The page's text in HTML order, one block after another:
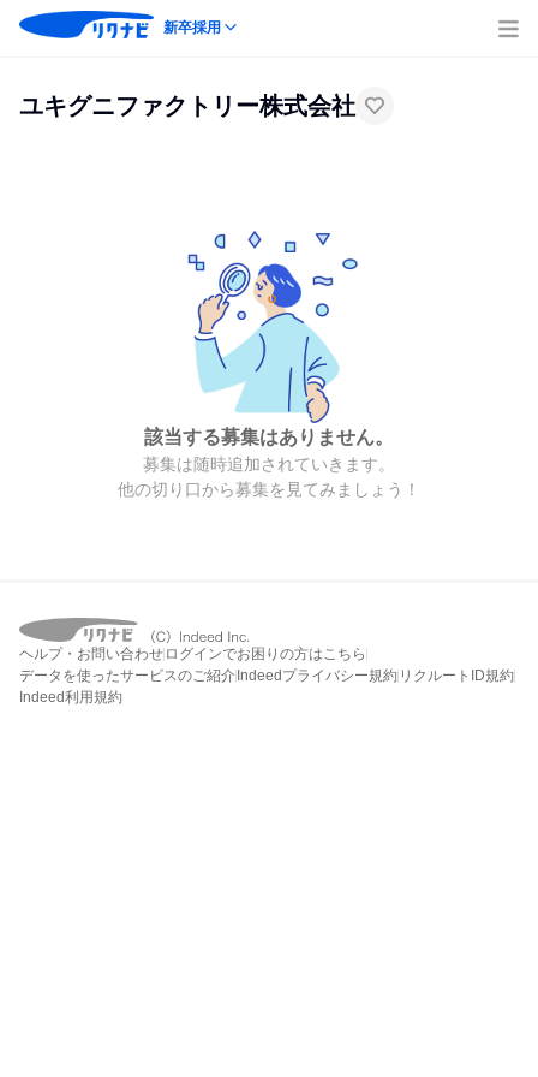
新卒採用
ユキグニファクトリー株式会社
該当する募集はありません。
募集は随時追加されていきます。
他の切り口から募集を見てみましょう！
ヘルプ・お問い合わせ ログインでお困りの方はこちら
データを使ったサービスのご紹介 Indeedプライバシー規約 リクルートID規約
Indeed利用規約